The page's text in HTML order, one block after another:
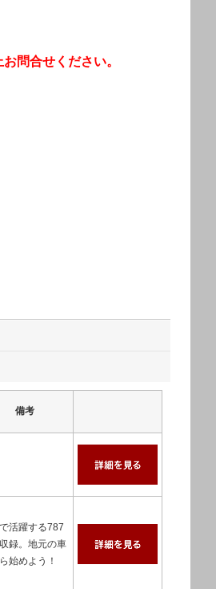
問合せください。
備考
活躍する787
録。地元の車
始めよう！